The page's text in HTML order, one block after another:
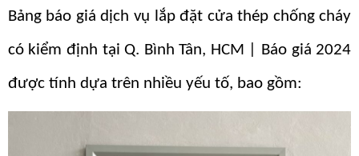
Bảng báo giá dịch vụ lắp đặt cửa thép chống cháy
có kiểm định tại Q. Bình Tân, HCM | Báo giá 2024
được tính dựa trên nhiều yếu tố, bao gồm: